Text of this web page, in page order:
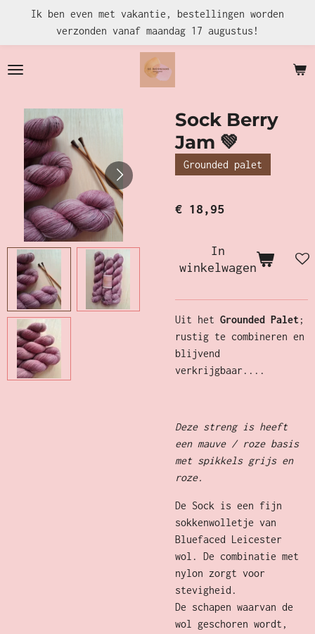
naar
de
Ik ben even met vakantie, bestellingen worden
verzonden vanaf maandag 17 augustus!
Sock Berry
Jam 💚
Grounded palet
€ 18,95
In
winkelwagen
Uit het Grounded Palet ;
rustig te combineren en
blijvend
verkrijgbaar....
Deze streng is heeft
een mauve / roze basis
met spikkels grijs en
roze.
De Sock is een fijn
sokkenwolletje van
Bluefaced Leicester
wol. De combinatie met
nylon zorgt voor
stevigheid.
De schapen waarvan de
wol geschoren wordt,